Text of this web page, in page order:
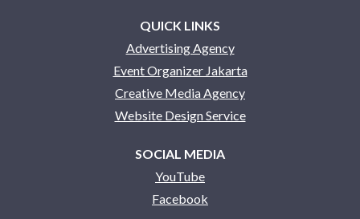
QUICK LINKS
Advertising Agency
Event Organizer Jakarta
Creative Media Agency
Website Design Service
SOCIAL MEDIA
YouTube
Facebook